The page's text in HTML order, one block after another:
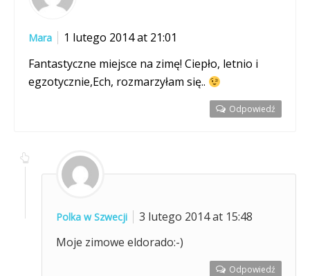
Mara
1 lutego 2014 at 21:01
Fantastyczne miejsce na zimę! Ciepło, letnio i
egzotycznie,Ech, rozmarzyłam się..
Odpowiedź
Polka w Szwecji
3 lutego 2014 at 15:48
Moje zimowe eldorado:-)
Odpowiedź